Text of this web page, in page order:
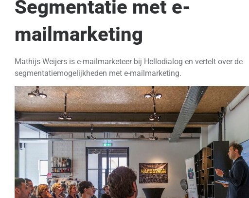
Segmentatie met e-
mailmarketing
Mathijs Weijers is e-mailmarketeer bij Hellodialog en vertelt over de
segmentatiemogelijkheden met e-mailmarketing.